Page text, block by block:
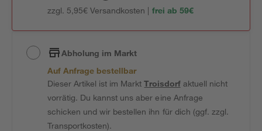
zzgl. 5,95€ Versandkosten | frei ab 59€
Abholung im Markt
Auf Anfrage bestellbar
Dieser Artikel ist im MarktTroisdorfaktuell nicht
vorrätig. Du kannst uns aber eine Anfrage
schicken und wir bestellen ihn für dich (ggf. zzgl.
Transportkosten).